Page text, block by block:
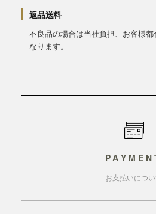
返品送料
不良品の場合は当社負担、お客様
なります。
お支払いにつ